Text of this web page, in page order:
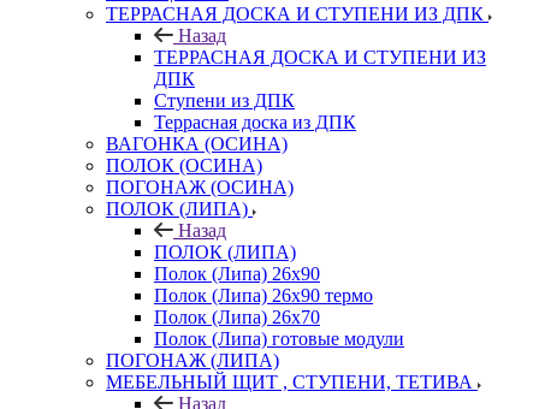
ТЕРРАСНАЯ ДОСКА И СТУПЕНИ ИЗ ДПК
Назад
ТЕРРАСНАЯ ДОСКА И СТУПЕНИ ИЗ
ДПК
Ступени из ДПК
Террасная доска из ДПК
ВАГОНКА (ОСИНА)
ПОЛОК (ОСИНА)
ПОГОНАЖ (ОСИНА)
ПОЛОК (ЛИПА)
Назад
ПОЛОК (ЛИПА)
Полок (Липа) 26х90
Полок (Липа) 26х90 термо
Полок (Липа) 26х70
Полок (Липа) готовые модули
ПОГОНАЖ (ЛИПА)
МЕБЕЛЬНЫЙ ЩИТ , СТУПЕНИ, ТЕТИВА
Назад